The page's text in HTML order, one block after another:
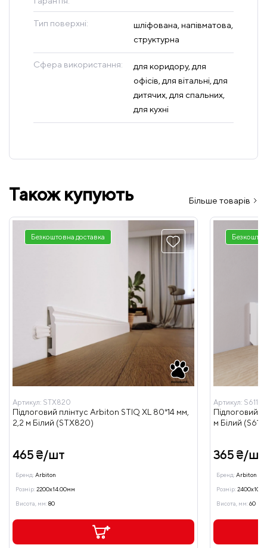
Тип поверхні:
шліфована, напівматова,
структурна
Сфера використання:
для коридору, для
офісів, для вітальні, для
дитячих, для спальних,
для кухні
Також купують Більше товарів
Безкоштовна доставка
Артикул: STX820
Підлоговий плінтус Arbiton STIQ XL 80*14 мм,
2,2 м Білий (STX820)
465 ₴/шт
Бренд:Arbiton
Розмір:2200x14.00мм
Висота, мм:80
Артикул: S611
Підлоговий
м Білий (S611)
365 ₴/шт
Бренд:Arbiton
Розмір:
Висота, мм:60